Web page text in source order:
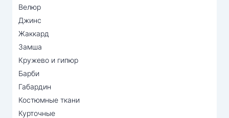
Велюр
Джинс
Жаккард
Замша
Кружево и гипюр
Барби
Габардин
Костюмные ткани
Курточные